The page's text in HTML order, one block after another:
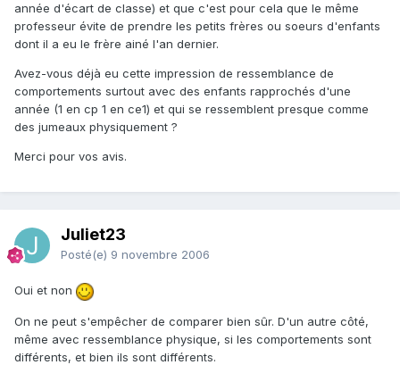
année d'écart de classe) et que c'est pour cela que le même
professeur évite de prendre les petits frères ou soeurs d'enfants
dont il a eu le frère ainé l'an dernier.
Avez-vous déjà eu cette impression de ressemblance de
comportements surtout avec des enfants rapprochés d'une
année (1 en cp 1 en ce1) et qui se ressemblent presque comme
des jumeaux physiquement ?
Merci pour vos avis.
Juliet23
Posté(e) 9 novembre 2006
Oui et non
On ne peut s'empêcher de comparer bien sûr. D'un autre côté,
même avec ressemblance physique, si les comportements sont
différents, et bien ils sont différents.